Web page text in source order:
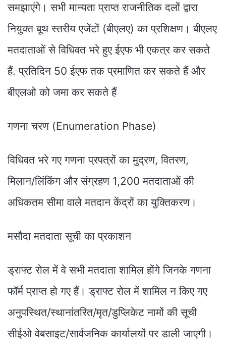
समझाएंगे। सभी मान्यता प्राप्त राजनीतिक दलों द्वारा
नियुक्त बूथ स्तरीय एजेंटों (बीएलए) का प्रशिक्षण। बीएलए
मतदाताओं से विधिवत भरे हुए ईएफ भी एकत्र कर सकते
हैं. प्रतिदिन 50 ईएफ तक प्रमाणित कर सकते हैं और
बीएलओ को जमा कर सकते हैं
गणना चरण (Enumeration Phase)
विधिवत भरे गए गणना प्रपत्रों का मुद्रण, वितरण,
मिलान/लिंकिंग और संग्रहण 1,200 मतदाताओं की
अधिकतम सीमा वाले मतदान केंद्रों का युक्तिकरण।
मसौदा मतदाता सूची का प्रकाशन
ड्राफ्ट रोल में वे सभी मतदाता शामिल होंगे जिनके गणना
फॉर्म प्राप्त हो गए हैं। ड्राफ्ट रोल में शामिल न किए गए
अनुपस्थित/स्थानांतरित/मृत/डुप्लिकेट नामों की सूची
सीईओ वेबसाइट/सार्वजनिक कार्यालयों पर डाली जाएगी।